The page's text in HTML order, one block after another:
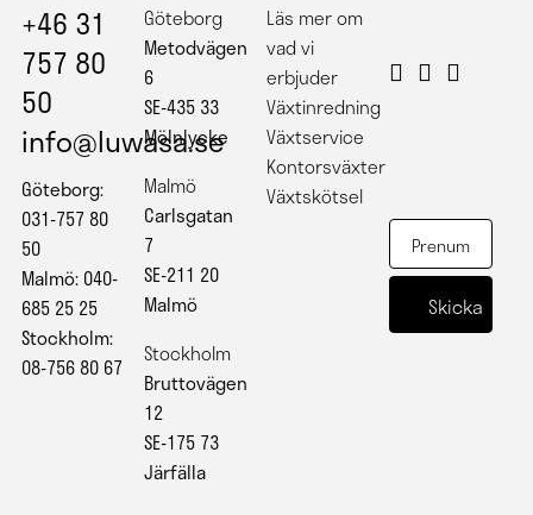
+46 31
757 80
50
info@luwasa.se
Göteborg:
031-757 80
50
Malmö: 040-
685 25 25
Stockholm:
08-756 80 67
Göteborg
Metodvägen
6
SE-435 33
Mölnlycke
Malmö
Carlsgatan
7
SE-211 20
Malmö
Stockholm
Bruttovägen
12
SE-175 73
Järfälla
Läs mer om
vad vi
erbjuder
Växtinredning
Växtservice
Kontorsväxter
Växtskötsel